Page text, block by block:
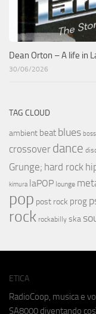
Dean Orton – A life in
30/06/2026
TAG CLOUD
ambient beat blues
crossover dance
Grunge; hard rock
kimura laPOP lounge
pop post rock prog
rock rockabilly ska
ETICA
RadioCoop, musica e
SA8000 diventando